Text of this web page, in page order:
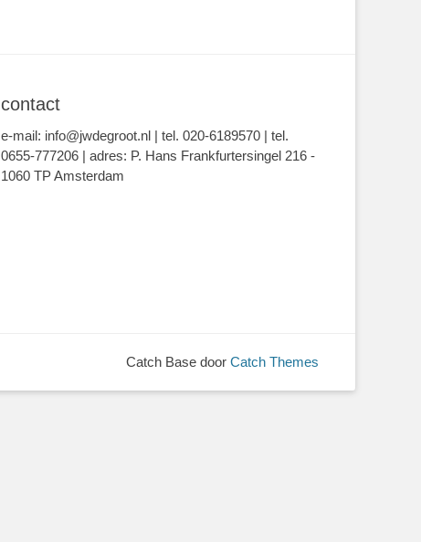
contact
e-mail: info@jwdegroot.nl | tel. 020-6189570 | tel.
0655-777206 | adres: P. Hans Frankfurtersingel 216 -
1060 TP Amsterdam
Catch Base door Catch Themes